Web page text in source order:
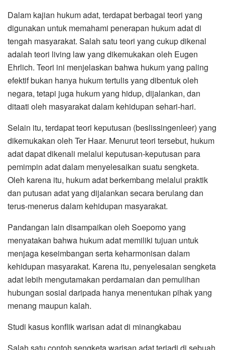
Dalam kajian hukum adat, terdapat berbagai teori yang
digunakan untuk memahami penerapan hukum adat di
tengah masyarakat. Salah satu teori yang cukup dikenal
adalah teori living law yang dikemukakan oleh Eugen
Ehrlich. Teori ini menjelaskan bahwa hukum yang paling
efektif bukan hanya hukum tertulis yang dibentuk oleh
negara, tetapi juga hukum yang hidup, dijalankan, dan
ditaati oleh masyarakat dalam kehidupan sehari-hari.
Selain itu, terdapat teori keputusan (beslissingenleer) yang
dikemukakan oleh Ter Haar. Menurut teori tersebut, hukum
adat dapat dikenali melalui keputusan-keputusan para
pemimpin adat dalam menyelesaikan suatu sengketa.
Oleh karena itu, hukum adat berkembang melalui praktik
dan putusan adat yang dijalankan secara berulang dan
terus-menerus dalam kehidupan masyarakat.
Pandangan lain disampaikan oleh Soepomo yang
menyatakan bahwa hukum adat memiliki tujuan untuk
menjaga keseimbangan serta keharmonisan dalam
kehidupan masyarakat. Karena itu, penyelesaian sengketa
adat lebih mengutamakan perdamaian dan pemulihan
hubungan sosial daripada hanya menentukan pihak yang
menang maupun kalah.
Studi kasus konflik warisan adat di minangkabau
Salah satu contoh sengketa warisan adat terjadi di sebuah